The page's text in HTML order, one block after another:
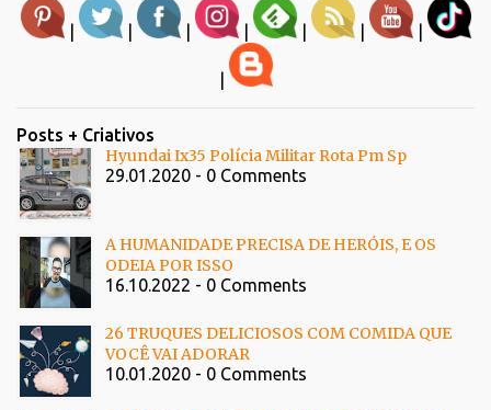
| | | | | | |
Posts + Criativos
Hyundai Ix35 Polícia Militar Rota Pm Sp
29.01.2020 - 0 Comments
A HUMANIDADE PRECISA DE HERÓIS, E OS
ODEIA POR ISSO
16.10.2022 - 0 Comments
26 TRUQUES DELICIOSOS COM COMIDA QUE
VOCÊ VAI ADORAR
10.01.2020 - 0 Comments